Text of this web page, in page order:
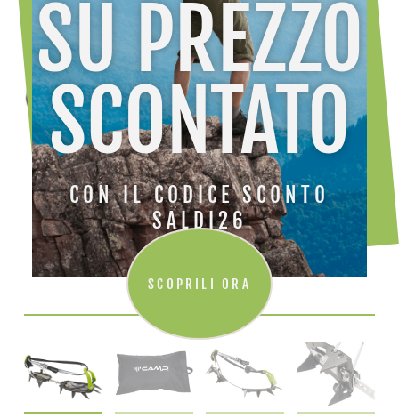
SU PREZZO
SCONTATO
CON IL CODICE SCONTO
SALDI26
SCOPRILI ORA